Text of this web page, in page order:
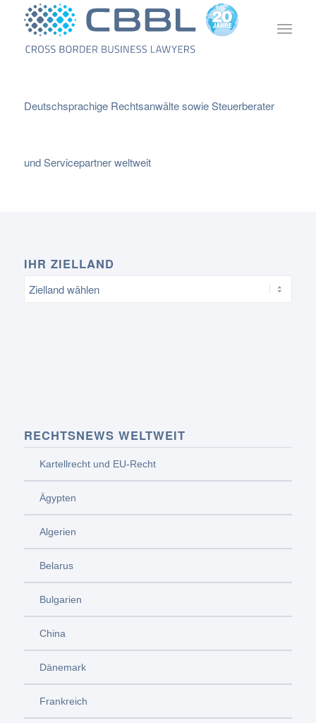
Deutschsprachige Rechtsanwälte sowie Steuerberater
und Servicepartner weltweit
IHR ZIELLAND
RECHTSNEWS WELTWEIT
Kartellrecht und EU-Recht
Ägypten
Algerien
Belarus
Bulgarien
China
Dänemark
Frankreich